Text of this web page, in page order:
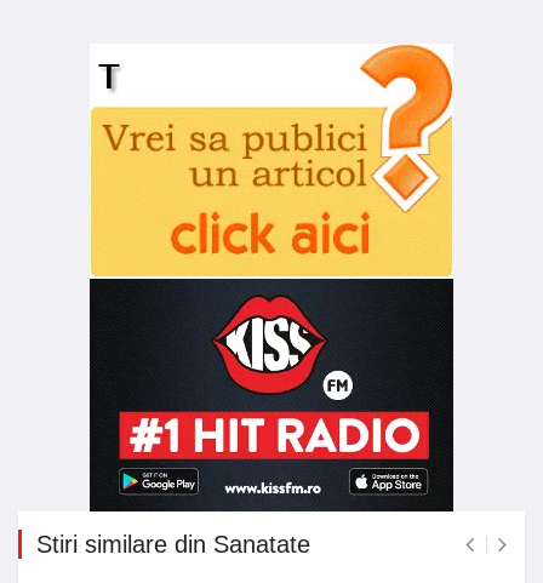
Stiri similare din Sanatate